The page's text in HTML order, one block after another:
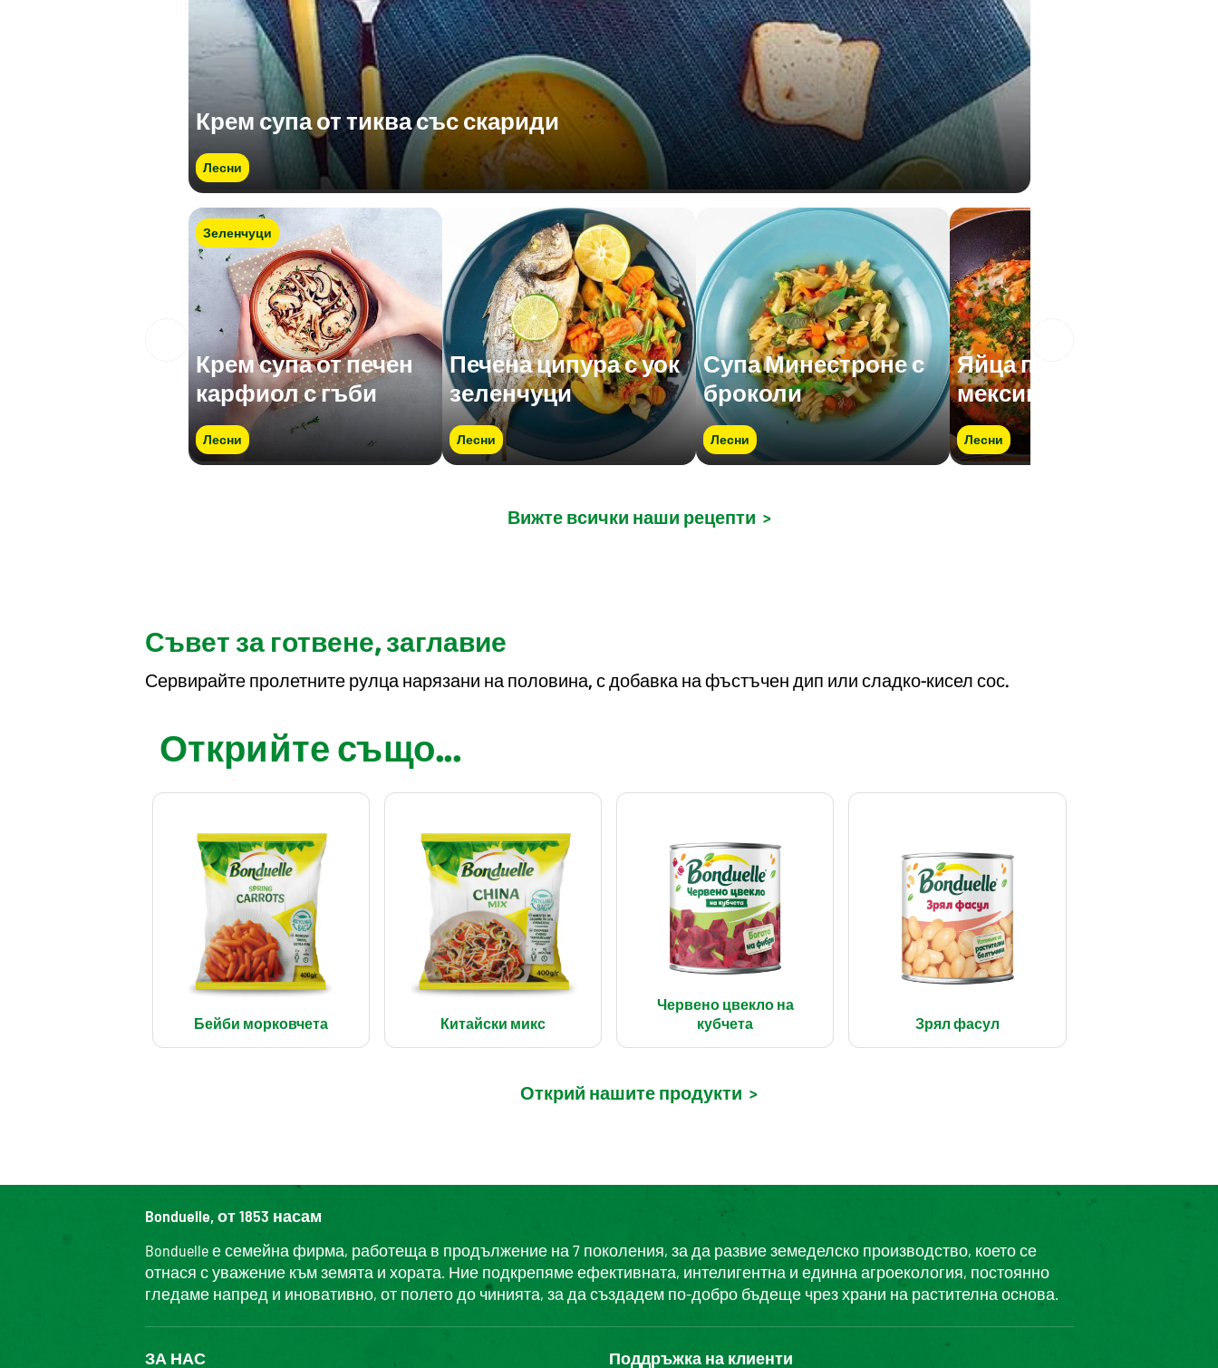
Крем супа от тиква със скариди
Лесни
Зеленчуци
Крем супа от печен
карфиол с гъби
Лесни
Печена ципура с уок
зеленчуци
Лесни
Супа Минестроне с
броколи
Лесни
Яйца по
мексикански
Лесни
Вижте всички наши рецепти >
Съвет за готвене, заглавие
Сервирайте пролетните рулца нарязани на половина, с добавка на фъстъчен дип или сладко-кисел сос.
Открийте също...
Бейби морковчета Китайски микс
Червено цвекло на
кубчета
Зрял фасул
Открий нашите продукти >
Bonduelle, от 1853 насам
Bonduelle е семейна фирма, работеща в продължение на 7 поколения, за да развие земеделско производство, което се
отнася с уважение към земята и хората. Ние подкрепяме ефективната, интелигентна и единна агроекология, постоянно
гледаме напред и иновативно, от полето до чинията, за да създадем по-добро бъдеще чрез храни на растителна основа.
ЗА НАС Поддръжка на клиенти